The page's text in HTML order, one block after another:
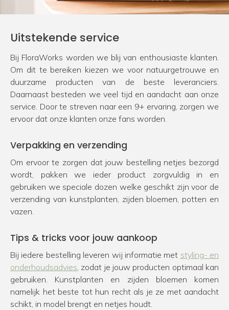
Uitstekende service
Bij FloraWorks worden we blij van enthousiaste klanten.
Om dit te bereiken kiezen we voor natuurgetrouwe en
duurzame producten van de beste leveranciers.
Daarnaast besteden we veel tijd en aandacht aan onze
service. Door te streven naar een 9+ ervaring, zorgen we
ervoor dat onze klanten onze fans worden.
Verpakking en verzending
Om ervoor te zorgen dat jouw bestelling netjes bezorgd
wordt, pakken we ieder product zorgvuldig in en
gebruiken we speciale dozen welke geschikt zijn voor de
verzending van kunstplanten, zijden bloemen, potten en
vazen.
Tips & tricks voor jouw aankoop
Bij iedere bestelling leveren wij informatie met styling- en
onderhoudsadvies, zodat je jouw producten optimaal kan
gebruiken. Kunstplanten en zijden bloemen komen
namelijk het beste tot hun recht als je ze met aandacht
schikt, in model brengt en netjes houdt.